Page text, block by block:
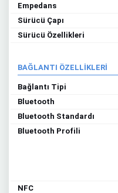
Empedans
Sürücü Çapı
Sürücü Özellikleri
BAĞLANTI ÖZELLİKLERİ
Bağlantı Tipi
Bluetooth
Bluetooth Standardı
Bluetooth Profili
NFC